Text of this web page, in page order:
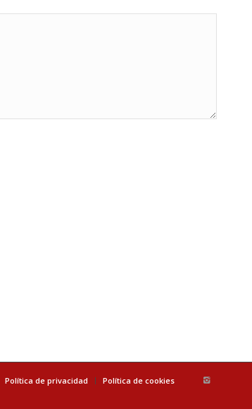
Política de privacidad Política de cookies